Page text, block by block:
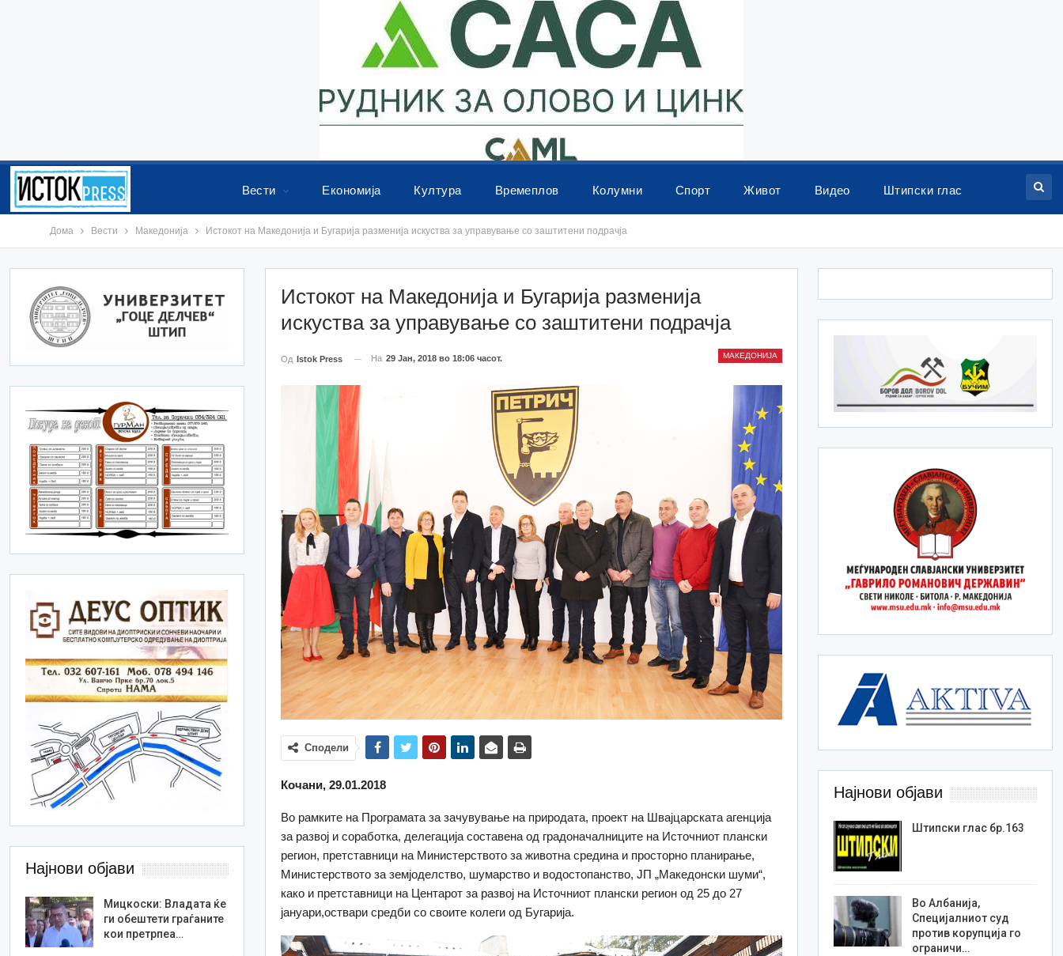
Вести Економија Култура Времеплов Колумни Спорт Живот Видео Штипски глас
Дома Вести Македонија Истокот на Македонија и Бугарија разменија искуства за управување со заштитени подрачја
Истокот на Македонија и Бугарија разменија
искуства за управување со заштитени подрачја
МАКЕДОНИЈА
Од Istok Press На 29 Јан, 2018 во 18:06 часот.
Сподели
Кочани, 29.01.2018
Во рамките на Програмата за зачувување на природата, прoект на Швајцарската агенција
за развој и соработка, делегација составена од градоначалниците на Источниот плански
регион, претставници на Министерството за животна средина и просторно планирање,
Министерството за земјоделство, шумарство и водостопанство, ЈП „Македонски шуми“,
како и претставници на Центарот за развој на Источниот плански регион од 25 до 27
јануари,оствари средби со своите колеги од Бугарија.
Најнови објави
Штипски глас бр.163
Во Албанија,
Специјалниот суд
против корупција го
ограничи…
Најнови објави
Мицкоски: Владата ќе
ги обештети граѓаните
кои претрпеа…